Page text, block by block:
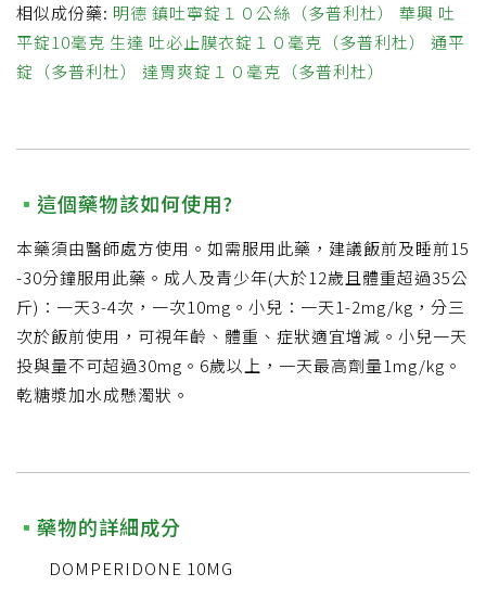
相似成份藥: 明德 鎮吐寧錠１０公絲（多普利杜）
華興 吐
平錠10毫克 生達 吐必止膜衣錠１０毫克（多普利杜）
通平
錠（多普利杜）
達胃爽錠１０毫克（多普利杜）
這個藥物該如何使用?
本藥須由醫師處方使用。如需服用此藥，建議飯前及睡前15
-30分鐘服用此藥。成人及青少年(大於12歲且體重超過35公
斤)：一天3-4次，一次10mg。小兒：一天1-2mg/kg，分三
次於飯前使用，可視年齡、體重、症狀適宜增減。小兒一天
投與量不可超過30mg。6歲以上，一天最高劑量1mg/kg。
乾糖漿加水成懸濁狀。
藥物的詳細成分
DOMPERIDONE 10MG